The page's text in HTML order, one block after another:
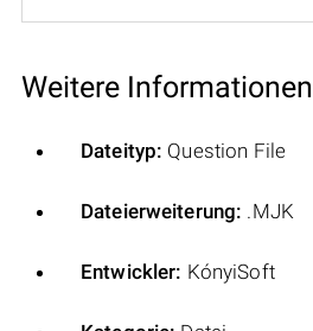
Weitere Informationen
Dateityp: Question File
Dateierweiterung: .MJK
Entwickler: KónyiSoft